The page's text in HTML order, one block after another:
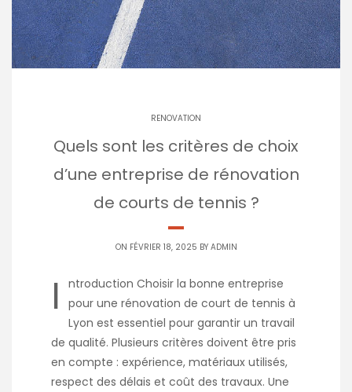
RENOVATION
Quels sont les critères de choix
d’une entreprise de rénovation
de courts de tennis ?
ON FÉVRIER 18, 2025 BY ADMIN
I
ntroduction Choisir la bonne entreprise
pour une rénovation de court de tennis à
Lyon est essentiel pour garantir un travail
de qualité. Plusieurs critères doivent être pris
en compte : expérience, matériaux utilisés,
respect des délais et coût des travaux. Une